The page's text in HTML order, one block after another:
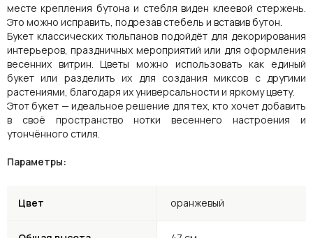
месте крепления бутона и стебля виден клеевой стержень.
Это можно исправить, подрезав стебель и вставив бутон.
Букет классических тюльпанов подойдёт для декорирования
интерьеров, праздничных мероприятий или для оформления
весенних витрин. Цветы можно использовать как единый
букет или разделить их для создания миксов с другими
растениями, благодаря их универсальности и яркому цвету.
Этот букет — идеальное решение для тех, кто хочет добавить
в своё пространство нотки весеннего настроения и
утончённого стиля.
Параметры:
Цвет оранжевый